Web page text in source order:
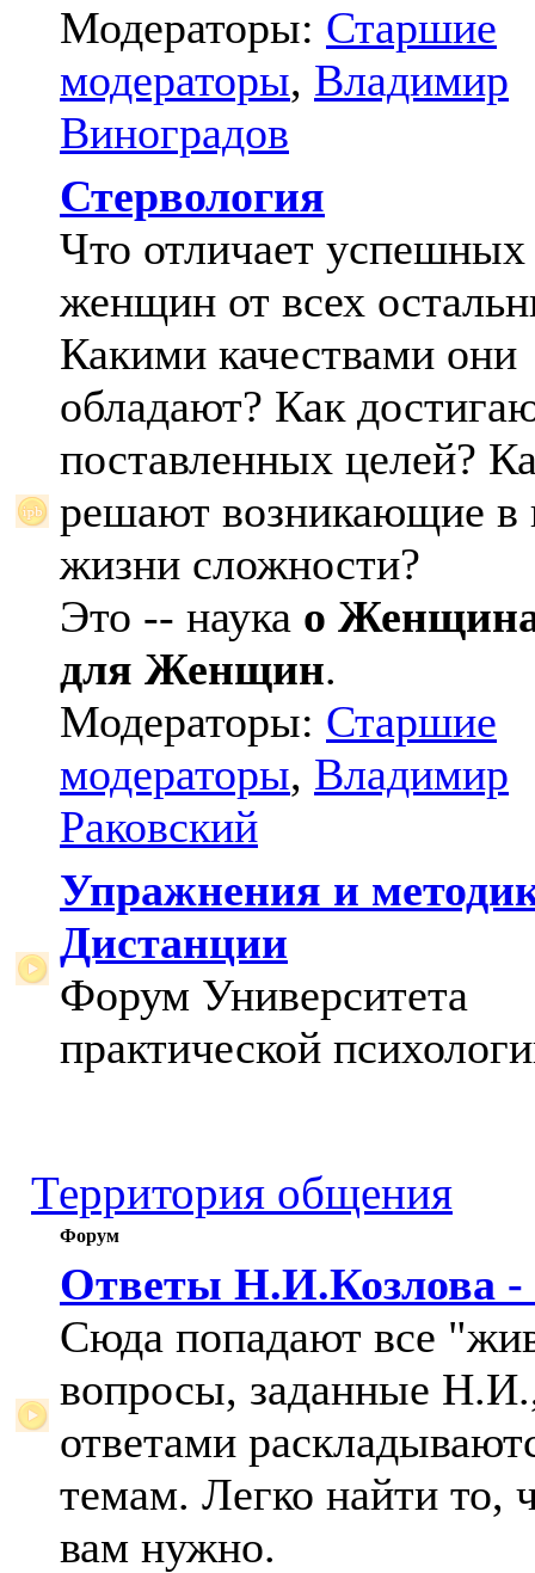
Модераторы: Старшие
модераторы, Владимир
Виноградов
Стервология
Что отличает успешных
женщин от всех
Какими качествами они
обладают? Как
поставленных целей?
решают возникающие в
жизни сложности?
Это -- наука о
для Женщин.
Модераторы: Старшие
модераторы, Владимир
Раковский
Упражнения и
Дистанции
Форум Университета
практической
Территория общения
Форум
Ответы Н.И.Козлова -
Сюда попадают все
вопросы, заданные
ответами
темам. Легко найти то,
вам нужно.